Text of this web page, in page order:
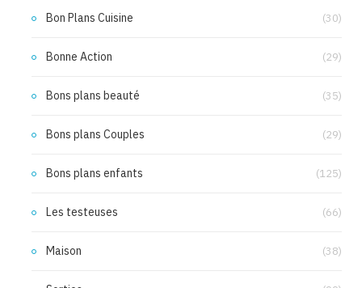
Bon Plans Cuisine (30)
Bonne Action (29)
Bons plans beauté (35)
Bons plans Couples (29)
Bons plans enfants (125)
Les testeuses (66)
Maison (38)